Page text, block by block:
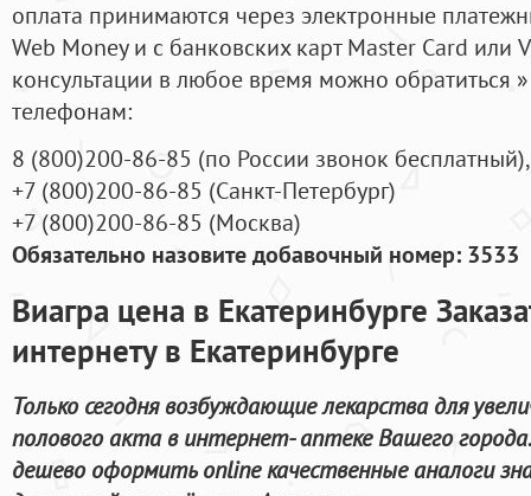
оплата принимаются через электронные
Web Money и с банковских карт Master Card или
консультации в любое время можно обратиться
телефонам:
8 (800)200-86-85 (по России звонок бесплатный),
+7 (800)200-86-85 (Санкт-Петербург)
+7 (800)200-86-85 (Москва)
Обязательно назовите добавочный номер: 3533
Виагра цена в Екатеринбурге
интернету в Екатеринбурге
Только сегодня возбуждающие лекарства для
полового акта в интернет- аптеке Вашего
дешево оформить online качественные аналоги